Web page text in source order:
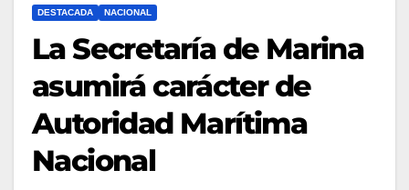
DESTACADA NACIONAL
La Secretaría de Marina
asumirá carácter de
Autoridad Marítima
Nacional